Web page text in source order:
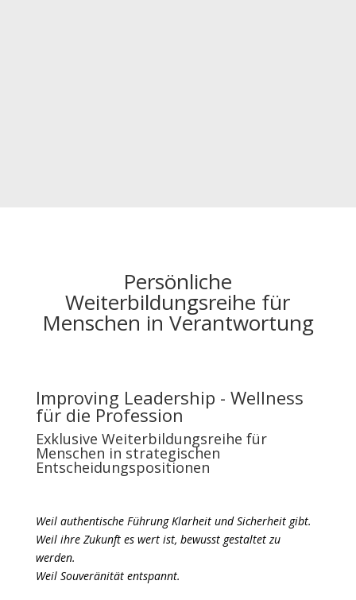
Persönliche
Weiterbildungsreihe für
Menschen in Verantwortung
Improving Leadership - Wellness
für die Profession
Exklusive Weiterbildungsreihe für
Menschen in strategischen
Entscheidungspositionen
Weil authentische Führung Klarheit und Sicherheit gibt.
Weil ihre Zukunft es wert ist, bewusst gestaltet zu
werden.
Weil Souveränität entspannt.